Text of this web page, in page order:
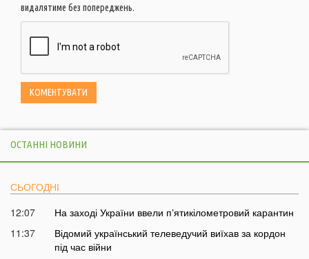
видалятиме без попереджень.
ОСТАННІ НОВИНИ
СЬОГОДНІ
12:07
На заході України ввели пʼятикілометровий карантин
11:37
Відомий український телеведучий виїхав за кордон
під час війни